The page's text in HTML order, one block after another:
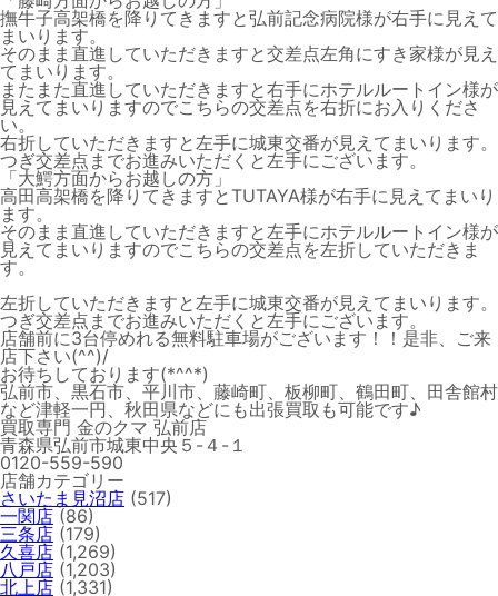
撫牛子高架橋を降りてきますと弘前記念病院様が右手に見えて
まいります。
そのまま直進していただきますと交差点左角にすき家様が見え
てまいります。
またまた直進していただきますと右手にホテルルートイン様が
見えてまいりますのでこちらの交差点を右折にお入りくださ
い。
右折していただきますと左手に城東交番が見えてまいります。
つぎ交差点までお進みいただくと左手にございます。
「大鰐方面からお越しの方」
高田高架橋を降りてきますとTUTAYA様が右手に見えてまいり
ます。
そのまま直進していただきますと左手にホテルルートイン様が
見えてまいりますのでこちらの交差点を左折していただきま
す。
左折していただきますと左手に城東交番が見えてまいります。
つぎ交差点までお進みいただくと左手にございます。
店舗前に3台停めれる無料駐車場がございます！！是非、ご来
店下さい(^^)/
お待ちしております(*^^*)
弘前市、黒石市、平川市、藤崎町、板柳町、鶴田町、田舎館村
など津軽一円、秋田県などにも出張買取も可能です♪
買取専門 金のクマ 弘前店
青森県弘前市城東中央５-４-１
0120-559-590
店舗カテゴリー
さいたま見沼店 (517)
一関店 (86)
三条店 (179)
久喜店 (1,269)
八戸店 (1,203)
北上店 (1,331)